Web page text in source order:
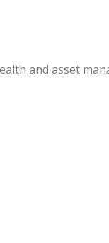
and asset